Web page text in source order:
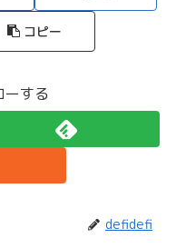
コピー
する
defidefi